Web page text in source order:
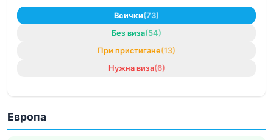
Всички(73)
Без виза(54)
При пристигане(13)
Нужна виза(6)
Европа